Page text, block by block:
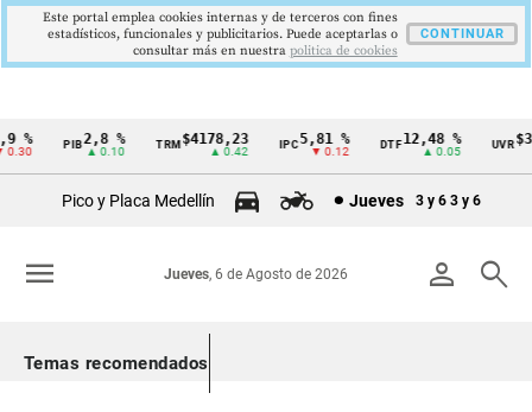
Cintillo
Colombia
% PIB2,8 %
▲ 0.10
TRM$4178,23
▲ 0.42
IPC5,81 %
▼ 0.12
DTF12,48 %
▲ 0.05
UVR
Pico y Placa Medellín Jueves 3 y 6 3 y 6
person search
Jueves, 6 de Agosto de 2026
menu
Temas recomendados
Este portal emplea cookies internas y de terceros con fines
estadísticos, funcionales y publicitarios. Puede aceptarlas o
consultar más en nuestra politica de cookies
CONTINUAR